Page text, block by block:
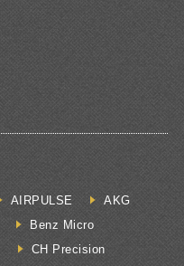
AIRPULSE
AKG
Benz Micro
CH Precision